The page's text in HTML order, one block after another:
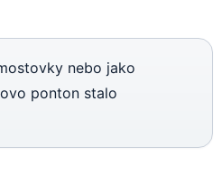
nebo jako
ponton stalo